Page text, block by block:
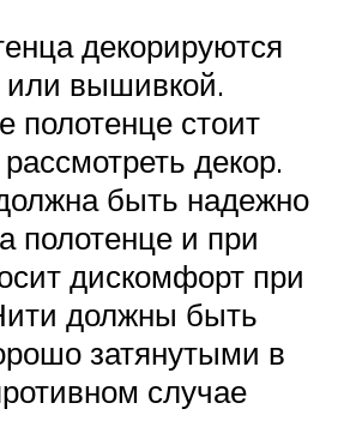
декорируются
или вышивкой.
полотенце стоит
декор.
быть надежно
полотенце и при
дискомфорт при
должны быть
затянутыми в
случае